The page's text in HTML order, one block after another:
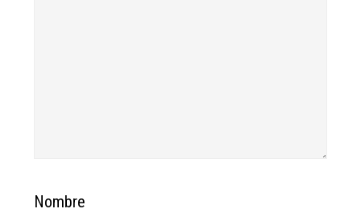
Nombre